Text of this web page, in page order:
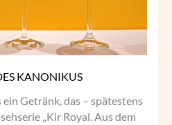
KANONIKUS
ein Getränk, das – spätestens
„Kir Royal. Aus dem